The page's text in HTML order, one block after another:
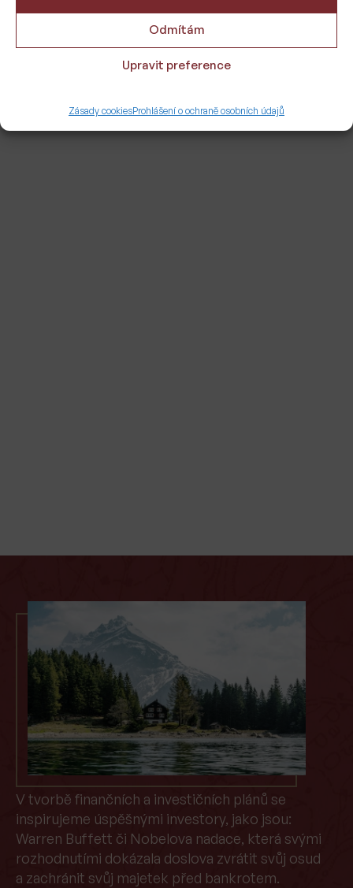
Odmítám
Upravit preference
Zásady cookiesProhlášení o ochraně osobních údajů
milionů korun, které můžete investovat
příjmu? Na základě vašich požadavků vám
sestavíme individuální dlouhodobé
V tvorbě finančních a investičních plánů se
inspirujeme úspěšnými investory, jako jsou:
Warren Buffett či Nobelova nadace, která svými
rozhodnutími dokázala doslova zvrátit svůj osud
a zachránit svůj majetek před bankrotem.